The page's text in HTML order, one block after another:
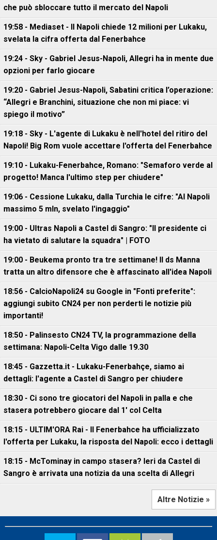
che può sbloccare tutto il mercato del Napoli
19:58 - Mediaset - Il Napoli chiede 12 milioni per Lukaku,
svelata la cifra offerta dal Fenerbahce
19:24 - Sky - Gabriel Jesus-Napoli, Allegri ha in mente due
opzioni per farlo giocare
19:20 - Gabriel Jesus-Napoli, Sabatini critica l’operazione:
“Allegri e Branchini, situazione che non mi piace: vi
spiego il motivo”
19:18 - Sky - L'agente di Lukaku è nell'hotel del ritiro del
Napoli! Big Rom vuole accettare l'offerta del Fenerbahce
19:10 - Lukaku-Fenerbahce, Romano: "Semaforo verde al
progetto! Manca l'ultimo step per chiudere"
19:06 - Cessione Lukaku, dalla Turchia le cifre: "Al Napoli
massimo 5 mln, svelato l'ingaggio"
19:00 - Ultras Napoli a Castel di Sangro: "Il presidente ci
ha vietato di salutare la squadra" | FOTO
19:00 - Beukema pronto tra tre settimane! Il ds Manna
tratta un altro difensore che è affascinato all'idea Napoli
18:56 - CalcioNapoli24 su Google in "Fonti preferite":
aggiungi subito CN24 per non perderti le notizie più
importanti!
18:50 - Palinsesto CN24 TV, la programmazione della
settimana: Napoli-Celta Vigo dalle 19.30
18:45 - Gazzetta.it - Lukaku-Fenerbahçe, siamo ai
dettagli: l'agente a Castel di Sangro per chiudere
18:30 - Ci sono tre giocatori del Napoli in palla e che
stasera potrebbero giocare dal 1' col Celta
18:15 - ULTIM'ORA Rai - Il Fenerbahce ha ufficializzato
l'offerta per Lukaku, la risposta del Napoli: ecco i dettagli
18:15 - McTominay in campo stasera? Ieri da Castel di
Sangro è arrivata una notizia da una scelta di Allegri
Altre Notizie »